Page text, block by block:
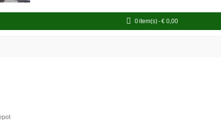
0item(s)-€ 0,00